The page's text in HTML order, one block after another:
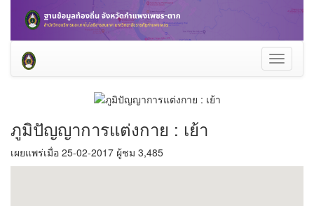
Toggle
ภูมิปัญญาการแต่งกาย : เย้า
เผยแพร่เมื่อ 25-02-2017 ผู้ชม 3,485